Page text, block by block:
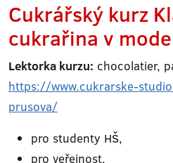
Cukrářský kurz
cukrařina v
Lektorka kurzu: chocolatier,
https://www.cukrarske-
prusova/
pro studenty HŠ,
pro veřejnost.